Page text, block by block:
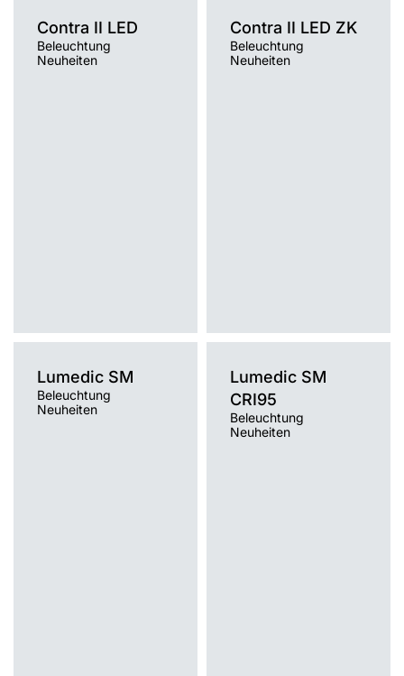
Contra II LED
Beleuchtung
Neuheiten
Contra II LED ZK
Beleuchtung
Neuheiten
Lumedic SM
Beleuchtung
Neuheiten
Lumedic SM
CRI95
Beleuchtung
Neuheiten